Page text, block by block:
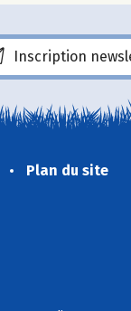
Inscription
Plan du site